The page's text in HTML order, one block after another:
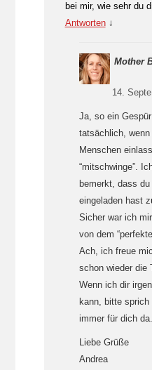
bei mir, wie sehr du
Antworten ↓
Mother
14.
Ja, so ein
tatsächlich,
Menschen
“mitschwinge”.
bemerkt, dass
eingeladen hast
Sicher war ich
von dem
Ach, ich freue
schon wieder die
Wenn ich dir
kann, bitte
immer für dich da.
Liebe Grüße
Andrea